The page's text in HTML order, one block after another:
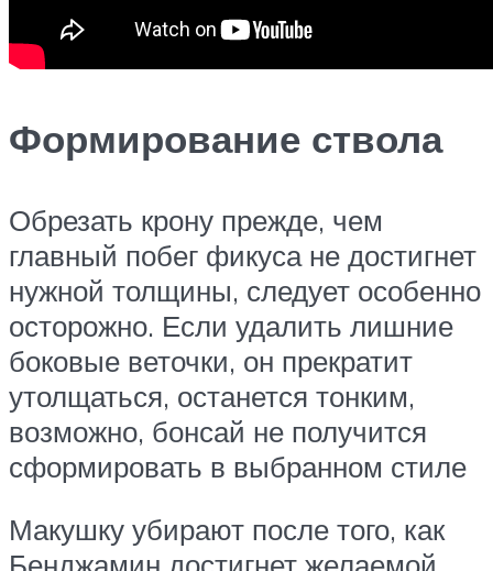
Формирование ствола
Обрезать крону прежде, чем
главный побег фикуса не достигнет
нужной толщины, следует особенно
осторожно. Если удалить лишние
боковые веточки, он прекратит
утолщаться, останется тонким,
возможно, бонсай не получится
сформировать в выбранном стиле
Макушку убирают после того, как